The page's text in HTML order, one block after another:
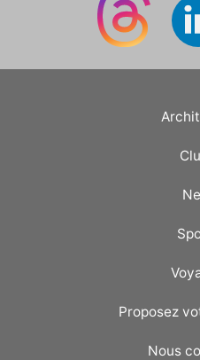
Proposez
Nous